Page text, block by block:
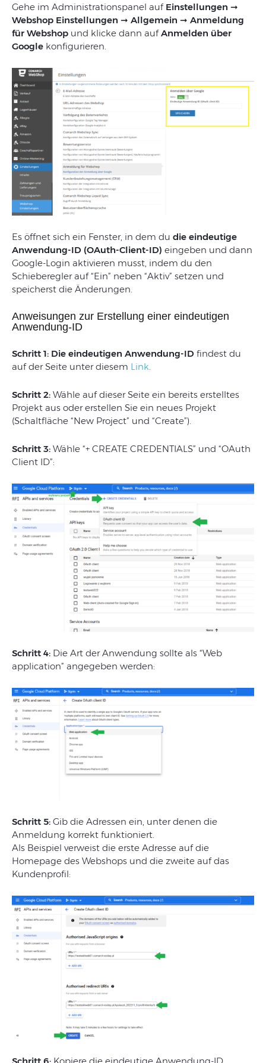
Gehe im Administrationspanel auf Einstellungen ➞
Webshop Einstellungen ➞ Allgemein ➞ Anmeldung
für Webshop und klicke dann aufAnmelden über
Google konfigurieren.
Es öffnet sich ein Fenster, in dem du die eindeutige
Anwendung-ID (OAuth-Client-ID) eingeben und dann
Google-Login aktivieren musst, indem du den
Schieberegler auf “Ein” neben “Aktiv” setzen und
speicherst die Änderungen.
Anweisungen zur Erstellung einer eindeutigen
Anwendung-ID
Schritt 1: Die eindeutigen Anwendung-ID findest du
auf der Seite unter diesem Link
Schritt 2: Wähle auf dieser Seite ein bereits erstelltes
Projekt aus oder erstellen Sie ein neues Projekt
(Schaltfläche “New Project” und “Create”).
Schritt 3: Wähle “+ CREATE CREDENTIALS” und “OAuth
Client ID”:
Schritt 4: Die Art der Anwendung sollte als “Web
application” angegeben werden:
Schritt 5: Gib die Adressen ein, unter denen die
Anmeldung korrekt funktioniert.
Als Beispiel verweist die erste Adresse auf die
Homepage des Webshops und die zweite auf das
Kundenprofil: